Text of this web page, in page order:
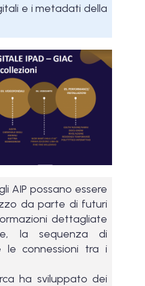
e i metadati della
AIP possano essere
da parte di futuri
dettagliate
la sequenza di
le connessioni tra i
ha sviluppato dei